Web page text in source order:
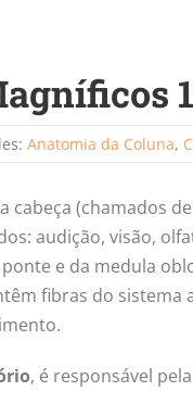
Anatomia da Coluna,
cabeça (chamados
audição, visão,
e da medula
fibras do
, é responsável